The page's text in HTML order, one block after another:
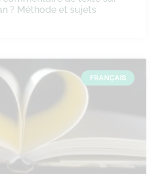
? Méthode et sujets
FRANÇAIS